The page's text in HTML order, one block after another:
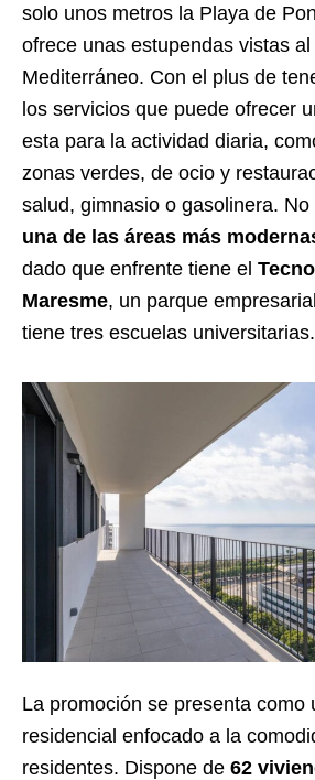
solo unos metros la Playa de
ofrece unas estupendas vistas al
Mediterráneo. Con el plus de
los servicios que puede ofrecer
esta para la actividad diaria,
zonas verdes, de ocio y
salud, gimnasio o gasolinera.
una de las áreas más
dado que enfrente tiene el
Maresme, un parque
tiene tres escuelas universitarias.
La promoción se presenta como
residencial enfocado a la
residentes. Dispone de 62